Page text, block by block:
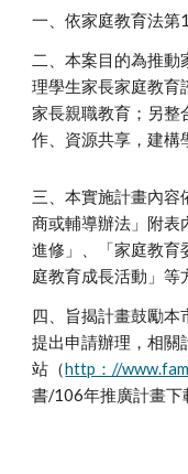
一、依家庭教育法第
二、本案目的為推
理學生家長家庭教育
家長親職教育；另整
作、資源共享，建構
三、本實施計畫內容
商或輔導辦法」附表
進修」、「家庭教育
庭教育成長活動」等
四、旨揭計畫鼓勵本
提出申請辦理，相關
站（http：//
書/106年推廣計畫下